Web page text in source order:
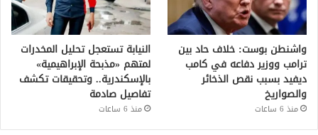
واشنطن بوست: خلاف حاد بين
ترامب ووزير دفاعه في كامب
ديفيد بسبب نقص الذخائر
والصواريخ
منذ 6 ساعات
النيابة تستعجل تحليل المخدرات
لمتهم «مذبحة الإبراهيمية»
بالإسكندرية.. وتحقيقات تكشف
تفاصيل صادمة
منذ 6 ساعات